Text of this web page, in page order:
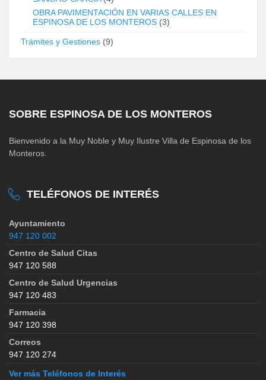
OBRA PAVIMENTACIÓN EN VARIAS CALLES EN
ESPINOSA DE LOS MONTEROS (3)
Trámites y Gestiones (9)
SOBRE ESPINOSA DE LOS MONTEROS
Bienvenido a la Muy Noble y Muy Ilustre Villa de Espinosa de los
Monteros.
TELÉFONOS DE INTERÉS
Ayuntamiento
947 120 002
Centro de Salud Citas
947 120 588
Centro de Salud Urgencias
947 120 483
Farmacia
947 120 398
Correos
947 120 274
Ver más Teléfonos de Interés